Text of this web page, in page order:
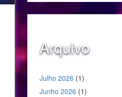
Arquivo
Julho 2026 (1)
Junho 2026 (1)